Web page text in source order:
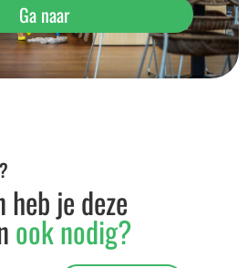
Ga naar
heb je deze
ook nodig?